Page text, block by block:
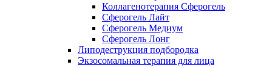
Коллагенотерапия Сферогель
Сферогель Лайт
Сферогель Медиум
Сферогель Лонг
Липодеструкция подбородка
Экзосомальная терапия для лица